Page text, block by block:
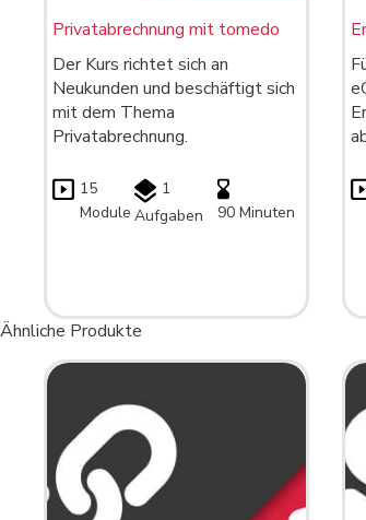
Privatabrechnung mit tomedo
Der Kurs richtet sich an
Neukunden und beschäftigt sich
mit dem Thema
Privatabrechnung.
15
Module
1
Aufgaben
90 Minuten
Ähnliche Produkte